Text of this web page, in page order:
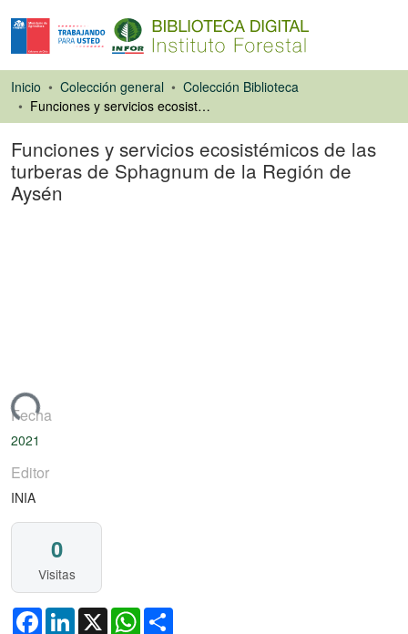
Inicio Colección general
Colección Biblioteca
Funciones y servicios ecosistémicos de las turberas de Sphagnum de la Región de Aysén
Funciones y servicios ecosistémicos de las
turberas de Sphagnum de la Región de
Aysén
Fecha
2021
Editor
INIA
0
Visitas
FacebookLinkedIn
X WhatsApp